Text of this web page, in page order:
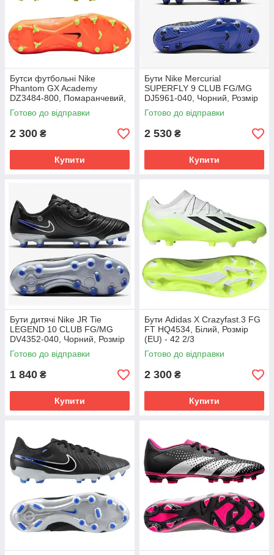
Бутси футбольні Nike
Phantom GX Academy
DZ3484-800, Помаранчевий,
Розмір (EU) - 39
Готово до відправки
2 300 ₴
Купити
Бути Nike Mercurial
SUPERFLY 9 CLUB FG/MG
DJ5961-040, Чорний, Розмір
(EU) - 42
Готово до відправки
2 530 ₴
Купити
Бути дитячі Nike JR Tie
LEGEND 10 CLUB FG/MG
DV4352-040, Чорний, Розмір
(EU) - 38.5
Готово до відправки
1 840 ₴
Купити
Бути Adidas X Crazyfast.3 FG
FT HQ4534, Білий, Розмір
(EU) - 42 2/3
Готово до відправки
2 300 ₴
Купити